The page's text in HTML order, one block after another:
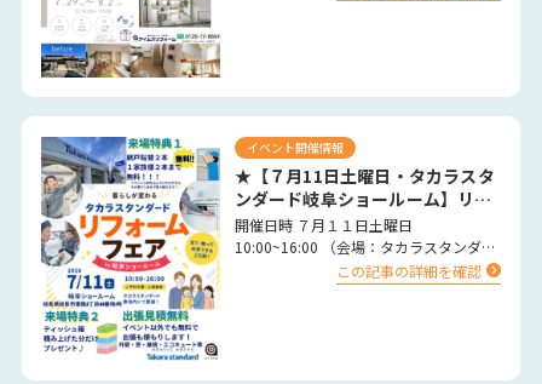
イベント開催情報
★【７月11日土曜日・タカラスタ
ンダード岐阜ショールーム】リフ
ォーム大特価 イベント開催決定
★
開催日時 ７月１１日土曜日
10:00~16:00 （会場：タカラスタンダー
ド岐阜ショールーム） …
この記事の詳細を確認